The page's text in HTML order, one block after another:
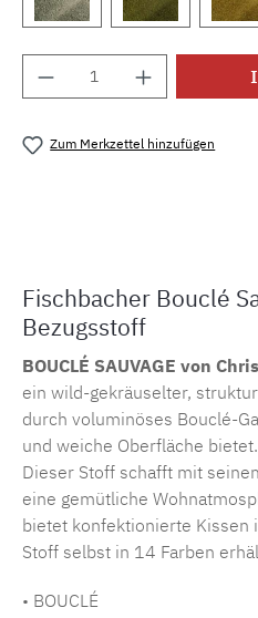
Produkt Anzahl: Gib
Zum Merkzettel hinzufügen
Fischbacher Bouclé
Bezugsstoff
BOUCLÉ SAUVAGE von
ein wild-gekräuselter,
durch voluminöses Bouclé-
und weiche Oberfläche bietet.
Dieser Stoff schafft mit
eine gemütliche
bietet konfektionierte Kissen
Stoff selbst in 14 Farben
• BOUCLÉ